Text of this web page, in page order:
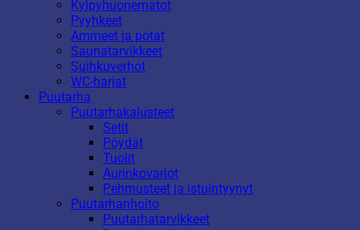
Kylpyhuonematot
Pyyhkeet
Ammeet ja potat
Saunatarvikkeet
Suihkuverhot
WC-harjat
Puutarha
Puutarhakalusteet
Setit
Pöydät
Tuolit
Aurinkovarjot
Pehmusteet ja istuintyynyt
Puutarhanhoito
Puutarhatarvikkeet